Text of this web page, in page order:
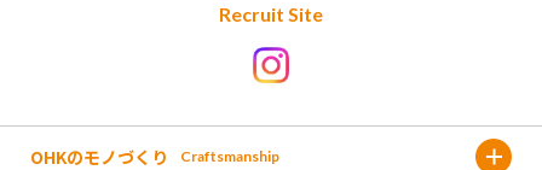
Recruit Site
OHKのモノづくり Craftsmanship